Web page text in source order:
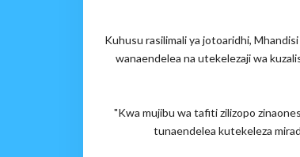
Kuhusu rasilimali ya jotoaridhi,
wanaendelea na utekelezaji wa
"Kwa mujibu wa tafiti zilizopo
tunaendelea kutekeleza